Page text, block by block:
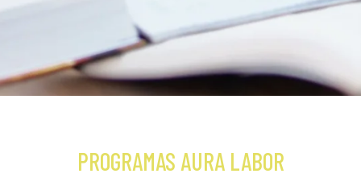
PROGRAMAS AURA LABOR